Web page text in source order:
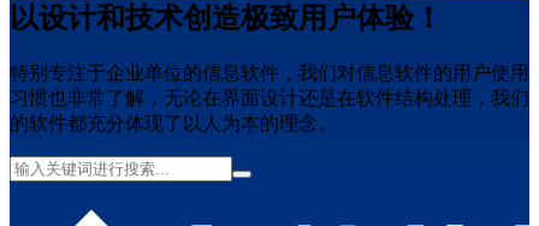
以设计和技术创造极致用户体验！
特别专注于企业单位的信息软件，我们对信息软件的用户使用
习惯也非常了解，无论在界面设计还是在软件结构处理，我们
的软件都充分体现了以人为本的理念。